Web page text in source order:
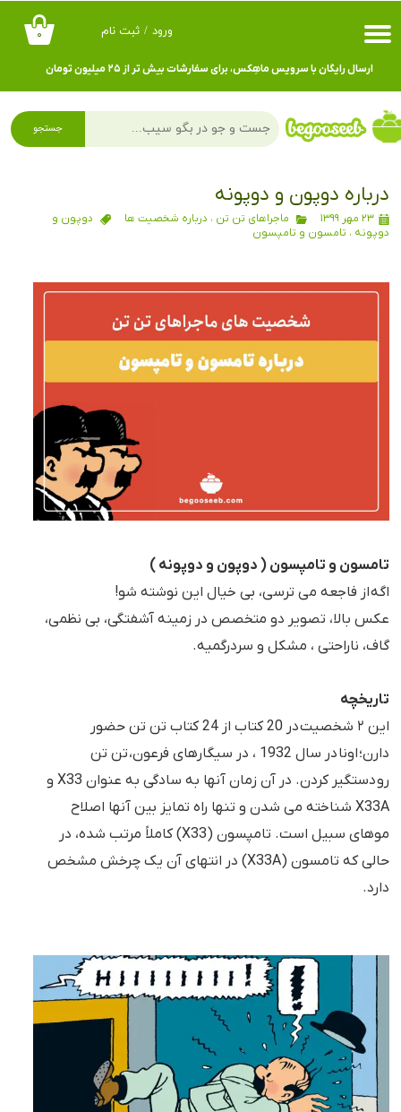
۰ ورود / ثبت نام
حساب کاربری من
تغییر گذر واژه
سفارشات
ارسال رایگان با سرویس ماهِکس، برای سفارشات بیش تر از ۲۵ میلیون تومان
جستجو
درباره دوپون و دوپونه
۲۳ مهر ۱۳۹۹ ماجراهای تن تن ، درباره شخصیت ها
دوپون و
دوپونه ، تامسون و تامپسون
تامسون و تامپسون ( دوپون و دوپونه )
اگه از فاجعه می ترسی، بی خیال این نوشته شو!
عکس بالا، تصویر دو متخصص در زمینه آشفتگی، بی نظمی،
گاف، ناراحتی ، مشکل و سردرگمیه.
تاریخچه
این ۲ شخصیت در 20 کتاب از 24 کتاب تن تن حضور
دارن؛ اونا در سال 1932 ، در سیگارهای فرعون، تن تن
رو دستگیر كردن. در آن زمان آنها به سادگی به عنوان X33 و
X33A شناخته می شدن و تنها راه تمایز بین آنها اصلاح
موهای سبیل است. تامپسون (X33) کاملاً مرتب شده، در
حالی که تامسون (X33A) در انتهای آن یک چرخش مشخص
دارد.